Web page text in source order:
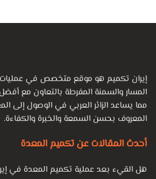
إيران تكميم هو موقع متخصص في
المسار والسمنة المفرطة بالتعاون مع
مما يساعد الزائر العربي في الوصول إلى
المعروف بحسن السمعة والخبرة والكفاءة.
أحدث المقالات عن تكميم المعدة
هل القيء بعد عملية تكميم المعدة في